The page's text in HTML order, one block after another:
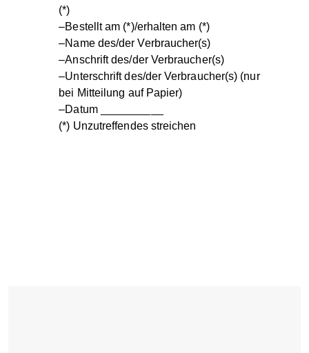
(*)
–Bestellt am (*)/erhalten am (*)
–Name des/der Verbraucher(s)
–Anschrift des/der Verbraucher(s)
–Unterschrift des/der Verbraucher(s) (nur
bei Mitteilung auf Papier)
–Datum __________
(*) Unzutreffendes streichen